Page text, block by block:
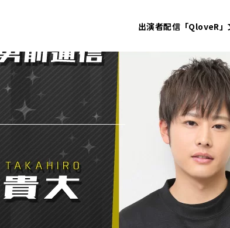
出演者配信「QloveR」